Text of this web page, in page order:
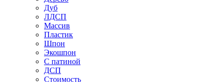
Дуб
ЛДСП
Массив
Пластик
Шпон
Экошпон
С патиной
ДСП
Стоимость